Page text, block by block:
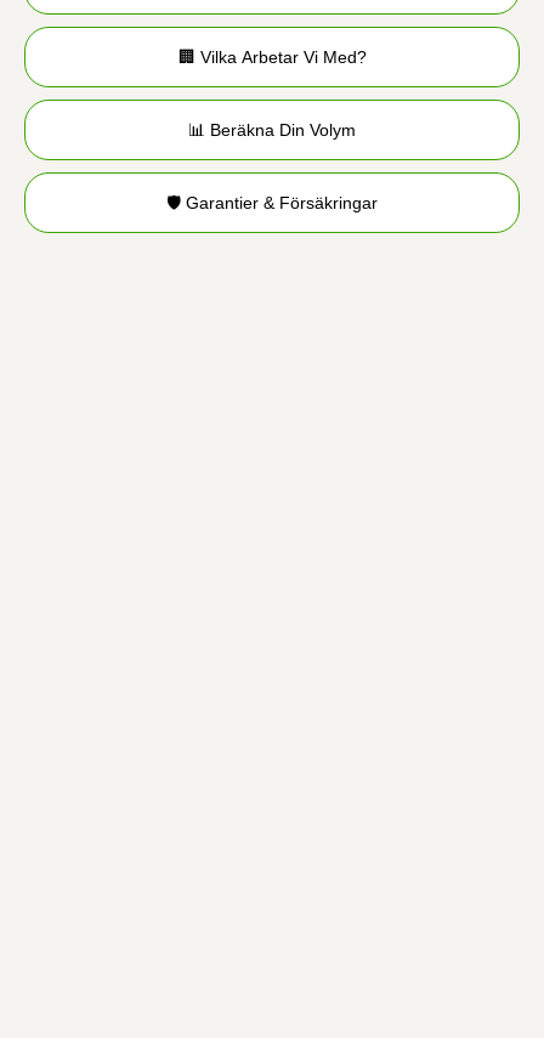
🏢 Vilka Arbetar Vi Med?
📊 Beräkna Din Volym
🛡️ Garantier & Försäkringar